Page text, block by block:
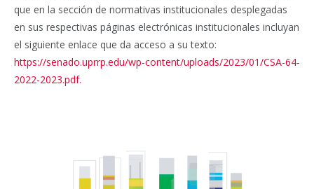
que en la sección de normativas institucionales desplegadas
en sus respectivas páginas electrónicas institucionales incluyan
el siguiente enlace que da acceso a su texto:
https://senado.uprrp.edu/wp-content/uploads/2023/01/CSA-64-
2022-2023.pdf.